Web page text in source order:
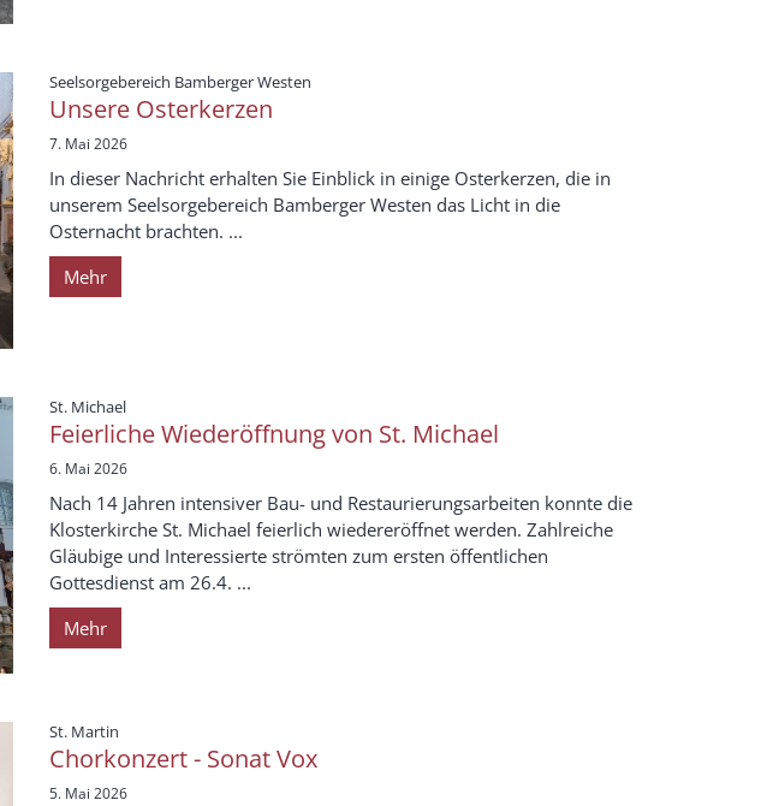
Seelsorgebereich Bamberger Westen
Unsere Osterkerzen
7. Mai 2026
In dieser Nachricht erhalten Sie Einblick in einige Osterkerzen, die in
unserem Seelsorgebereich Bamberger Westen das Licht in die
Osternacht brachten. ...
Mehr
St. Michael:
Feierliche Wiederöffnung von St. Michael
6. Mai 2026
Nach 14 Jahren intensiver Bau- und Restaurierungsarbeiten konnte die
Klosterkirche St. Michael feierlich wiedereröffnet werden. Zahlreiche
Gläubige und Interessierte strömten zum ersten öffentlichen
Gottesdienst am 26.4. ...
Mehr
St. Martin
Chorkonzert - Sonat Vox
5. Mai 2026